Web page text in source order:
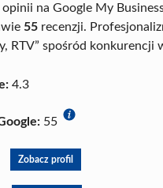
na Google My
55 recenzji.
RTV” spośród konkurencji
4.3
55
Zobacz profil